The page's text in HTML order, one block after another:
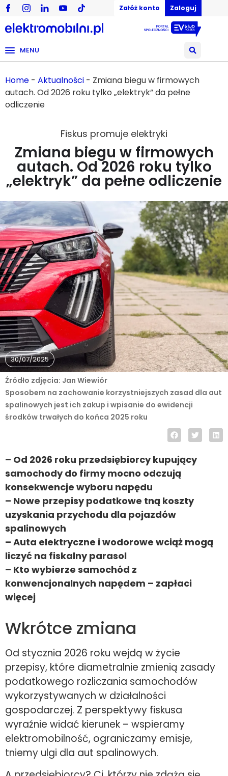
Załóż konto Zaloguj
MENU
Home - Aktualności - Zmiana biegu w firmowych
autach. Od 2026 roku tylko „elektryk” da pełne
odliczenie
Fiskus promuje elektryki
Zmiana biegu w firmowych
autach. Od 2026 roku tylko
„elektryk” da pełne odliczenie
30/07/2025
Sposobem na zachowanie korzystniejszych zasad dla aut
spalinowych jest ich zakup i wpisanie do ewidencji
środków trwałych do końca 2025 roku
Źródło zdjęcia: Jan Wiewiór
– Od 2026 roku przedsiębiorcy kupujący
samochody do firmy mocno odczują
konsekwencje wyboru napędu
– Nowe przepisy podatkowe tną koszty
uzyskania przychodu dla pojazdów
spalinowych
– Auta elektryczne i wodorowe wciąż mogą
liczyć na fiskalny parasol
– Kto wybierze samochód z
konwencjonalnych napędem – zapłaci
więcej
Wkrótce zmiana
Od stycznia 2026 roku wejdą w życie
przepisy, które diametralnie zmienią zasady
podatkowego rozliczania samochodów
wykorzystywanych w działalności
gospodarczej. Z perspektywy fiskusa
wyraźnie widać kierunek – wspieramy
elektromobilność, ograniczamy emisje,
tniemy ulgi dla aut spalinowych.